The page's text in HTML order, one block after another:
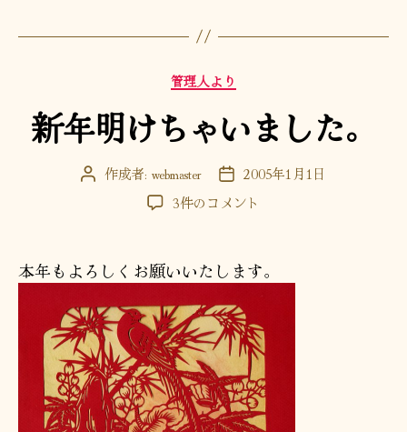
カ
テ
ゴ
リ
管理人より
新年明けちゃいました。
投 作成者: webmaster
投
稿
2005年1月1日
新
ち
ゃ
い
ま
し
た。
へ
の
3件のコメント
本年もよろしくお願いいたします。